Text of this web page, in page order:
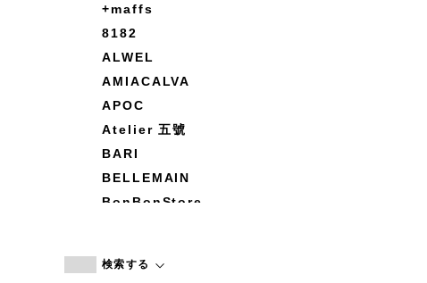
+maffs
8182
ALWEL
AMIACALVA
APOC
Atelier 五號
BARI
BELLEMAIN
BonBonStore
by basics
検索する